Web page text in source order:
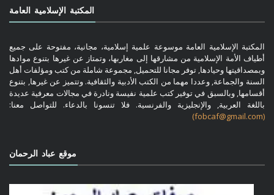
المكتبة الإسلامية العامة
المكتبة الإسلامية العامة موسوعة علمية إسلامية، مجانية، مفتوحة على جميع
أطياف الأمة الإسلامية من مشارقها إلى مغاربها، وتمتاز عن غيرها بتنوع موادها
وبمصداقيتها وحيادها, توفر مجانا للتحميل, مجموعة شاملة من كتب ومؤلفات أهل
السنة والجماعة, وعددا مهما من الكتب الأدبية والثقافية. وتتميز عن غيرها, بتنوع
أقسامها, وبالسبق في توفير كتب علمية نفيسة ونادرة في مجالات معرفية عديدة
باللغة العربية, والإنجليزية والفرنسية. فلا تنسونا بالدعاء. للتواصل معنا:
(fobcaf@gmail.com)
موقع عباد الرحمان